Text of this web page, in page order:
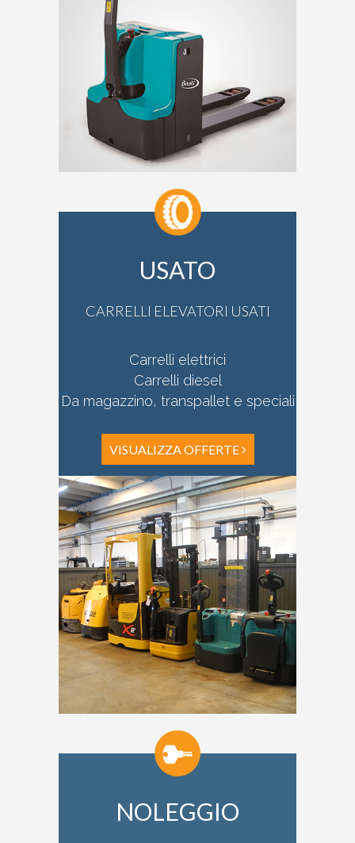
USATO
CARRELLI ELEVATORI USATI
Carrelli elettrici
Carrelli diesel
Da magazzino, transpallet e speciali
VISUALIZZA OFFERTE
NOLEGGIO